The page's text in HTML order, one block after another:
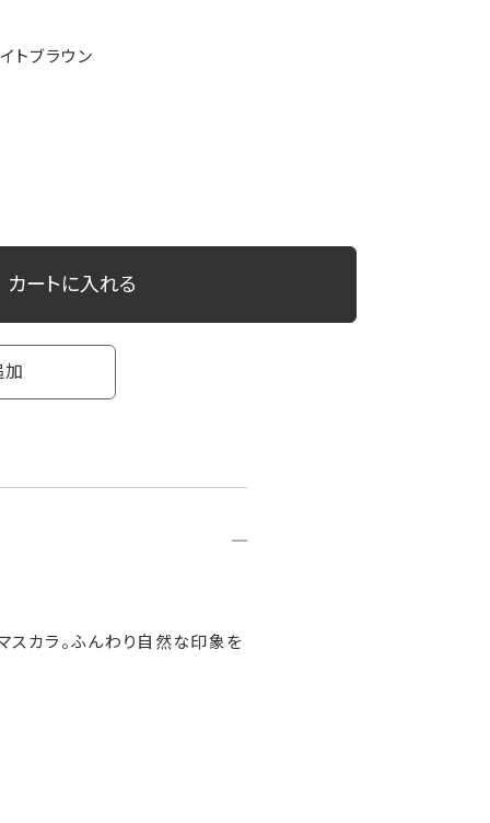
トブラウン
カートに入れる
加
スカラ。ふんわり自然な印象を